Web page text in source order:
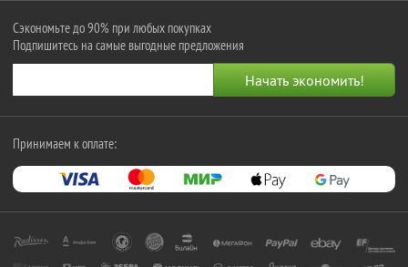
Сэкономьте до 90% при любых покупках
Подпишитесь на самые выгодные предложения
Принимаем к оплате: